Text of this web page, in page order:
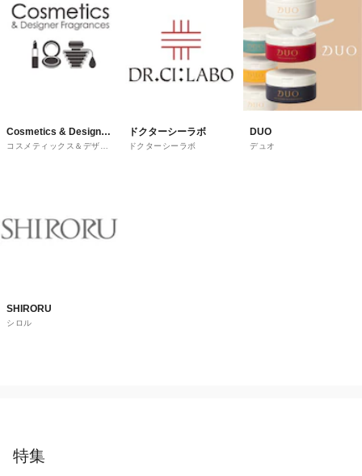
Cosmetics & Designer
Fragrances
コスメティックス＆デザイ
ドクターシーラボ
ドクターシーラボ
DUO
デュオ
SHIRORU
シロル
特集